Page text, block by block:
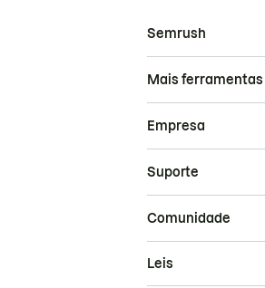
Semrush
Mais ferramentas
Empresa
Suporte
Comunidade
Leis